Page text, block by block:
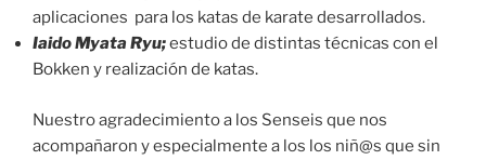
aplicaciones para los katas de karate desarrollados.
Iaido Myata Ryu;estudio de distintas técnicas con el
Bokken y realización de katas.
Nuestro agradecimiento a los Senseis que nos
acompañaron y especialmente a los los niñ@s que sin